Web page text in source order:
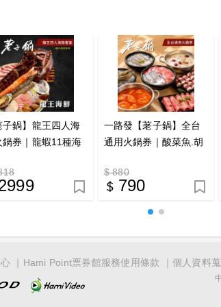
子鍋】龍王四人海
鍋券｜龍蝦11種海
台通用｜聚餐送
選
一路發【荖子鍋】全台
通用火鍋券｜酸菜魚.胡
鱸魚｜自助吧吃到飽｜
送禮首選
$ 880
790
Hami Point票券館服務使用條款 個人資料